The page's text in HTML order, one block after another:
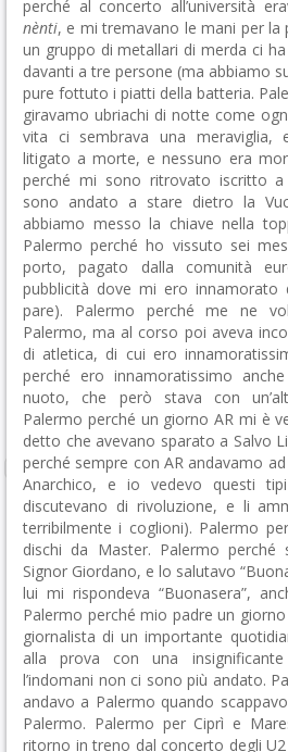
perché al concerto all’università
nènti, e mi tremavano le mani per la
un gruppo di metallari di merda ci
davanti a tre persone (ma abbiamo
pure fottuto i piatti della batteria.
giravamo ubriachi di notte come
vita ci sembrava una meraviglia,
litigato a morte, e nessuno era
perché mi sono ritrovato iscritto a
sono andato a stare dietro la
abbiamo messo la chiave nella
Palermo perché ho vissuto sei
porto, pagato dalla comunità
pubblicità dove mi ero
pare). Palermo perché me ne
Palermo, ma al corso poi aveva
di atletica, di cui ero
perché ero innamoratissimo
nuoto, che però stava con
Palermo perché un giorno AR mi è
detto che avevano sparato a Salvo
perché sempre con AR andavamo
Anarchico, e io vedevo questi
discutevano di rivoluzione, e li
terribilmente i coglioni). Palermo
dischi da Master. Palermo
Signor Giordano, e lo salutavo
lui mi rispondeva “Buonasera”,
Palermo perché mio padre un
giornalista di un importante
alla prova con una
l’indomani non ci sono più andato.
andavo a Palermo quando
Palermo. Palermo per Ciprì e
ritorno in treno dal concerto degli